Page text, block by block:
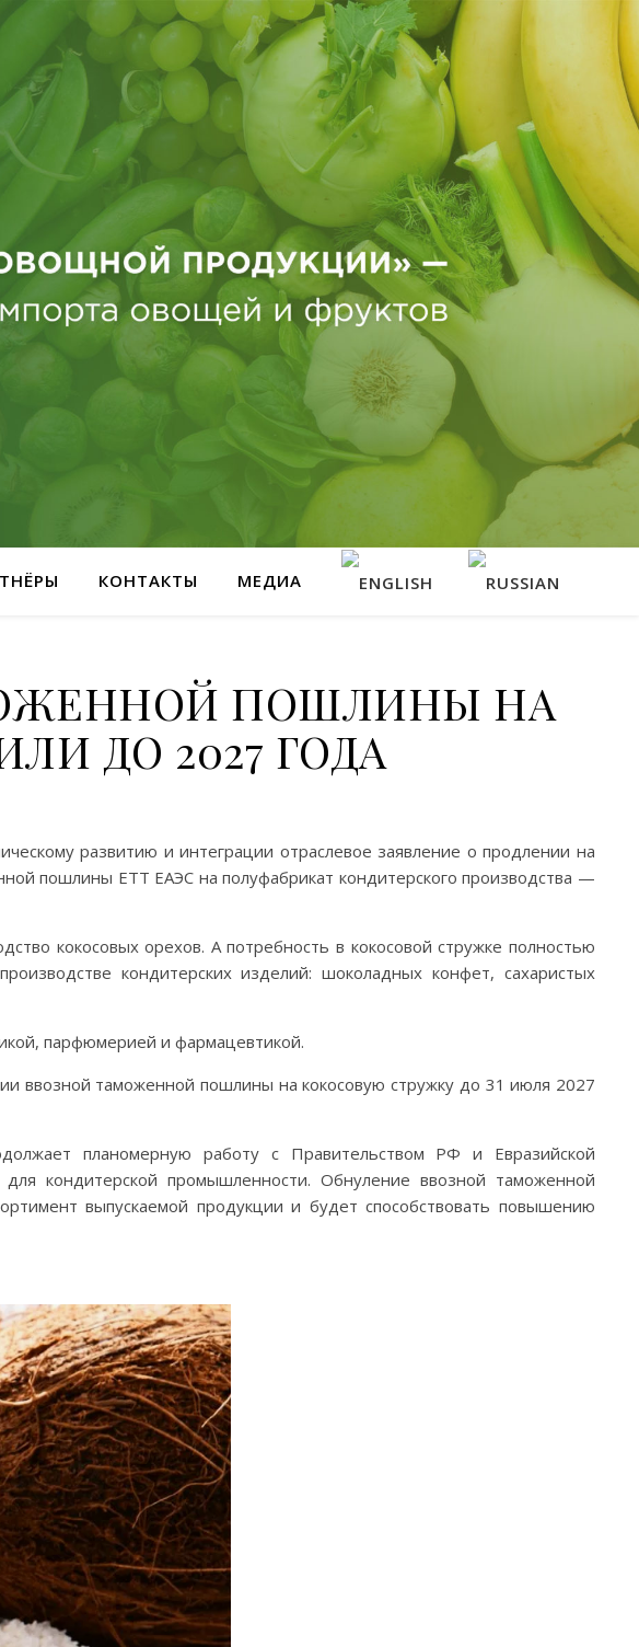
КОНТАКТЫ МЕДИА
ПОШЛИНЫ НА
ДО 2027 ГОДА
развитию и интеграции отраслевое заявление о продлении на
пошлины ЕТТ ЕАЭС на полуфабрикат кондитерского производства —
кокосовых орехов. А потребность в кокосовой стружке полностью
кондитерских изделий: шоколадных конфет, сахаристых
парфюмерией и фармацевтикой.
ввозной таможенной пошлины на кокосовую стружку до 31 июля 2027
планомерную работу с Правительством РФ и Евразийской
кондитерской промышленности. Обнуление ввозной таможенной
выпускаемой продукции и будет способствовать повышению